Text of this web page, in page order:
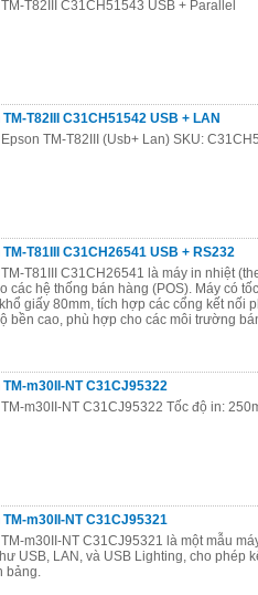
T82III C31CH51543 USB + Parallel
T82III C31CH51542 USB + LAN
TM-T82III (Usb+ Lan) SKU:
T81III C31CH26541 USB + RS232
T81III C31CH26541 là máy in nhiệt
các hệ thống bán hàng (POS). Máy có
giấy 80mm, tích hợp các cổng kết nối
bền cao, phù hợp cho các môi trường
m30II-NT C31CJ95322
m30II-NT C31CJ95322 Tốc độ in:
m30II-NT C31CJ95321
m30II-NT C31CJ95321 là một mẫu
USB, LAN, và USB Lighting, cho phép
bảng.